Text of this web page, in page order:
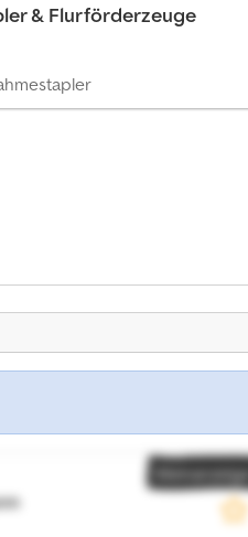
& Flurförderzeuge
Kleinanzeige